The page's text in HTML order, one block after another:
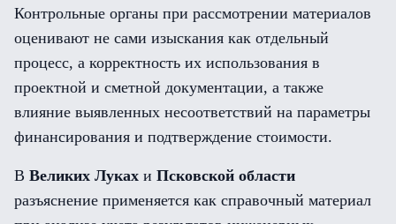
Контрольные органы при рассмотрении материалов
оценивают не сами изыскания как отдельный
процесс, а корректность их использования в
проектной и сметной документации, а также
влияние выявленных несоответствий на параметры
финансирования и подтверждение стоимости.
В Великих Луках и Псковской области
разъяснение применяется как справочный материал